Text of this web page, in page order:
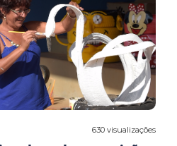
630 visualizações